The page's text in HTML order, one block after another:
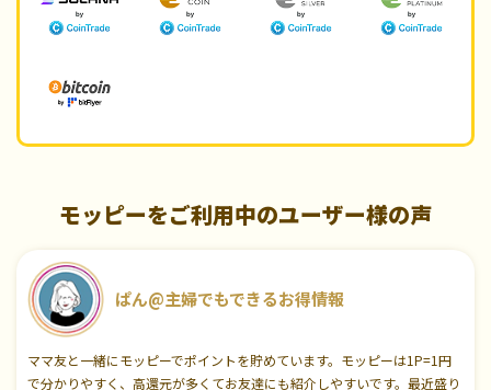
モッピーをご利用中のユーザー様の声
ぱん@主婦でもできるお得情報
ママ友と一緒にモッピーでポイントを貯めています。モッピーは1P=1円
で分かりやすく、高還元が多くてお友達にも紹介しやすいです。最近盛り